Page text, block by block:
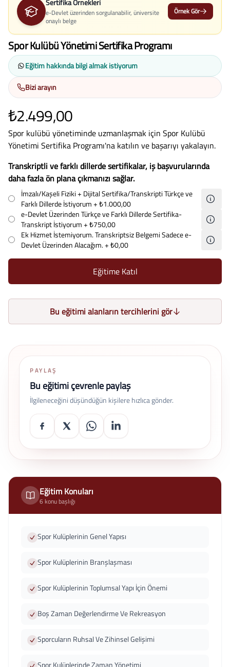
e-Devlet üzerinden sorgulanabilir, üniversite
onaylı belge
Örnek Gör
Spor Kulübü Yönetimi Sertifika Programı
Eğitim hakkında bilgi almak istiyorum
Bizi arayın
₺2.499,00
Spor kulübü yönetiminde uzmanlaşmak için Spor Kulübü
Yönetimi Sertifika Programı'na katılın ve başarıyı yakalayın.
Transkriptli ve farklı dillerde sertifikalar, iş başvurularında
daha fazla ön plana çıkmanızı sağlar.
İmzalı/Kaşeli Fiziki + Dijital Sertifika/Transkripti Türkçe ve
Farklı Dillerde İstiyorum+ ₺1.000,00
e-Devlet Üzerinden Türkçe ve Farklı Dillerde Sertifika-
Transkript İstiyorum+ ₺750,00
Ek Hizmet İstemiyorum. Transkriptsiz Belgemi Sadece e-
Devlet Üzerinden Alacağım.+ ₺0,00
Eğitime Katıl
Bu eğitimi alanların tercihlerini gör
PAYLAŞ
Bu eğitimi çevrenle paylaş
İlgileneceğini düşündüğün kişilere hızlıca gönder.
Eğitim Konuları
6 konu başlığı
Spor Kulüplerinin Genel Yapısı
Spor Kulüplerinin Branşlaşması
Spor Kulüplerinin Toplumsal Yapı İçin Önemi
Boş Zaman Değerlendirme Ve Rekreasyon
Sporcuların Ruhsal Ve Zihinsel Gelişimi
Spor Kulüplerinde Zaman Yönetimi